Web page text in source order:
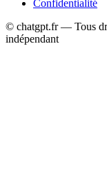
Confidentialité
© chatgpt.fr — Tous
indépendant